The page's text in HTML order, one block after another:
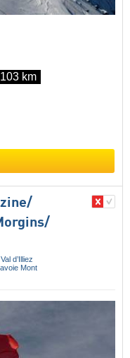
103 km
Val d’Illiez
Mont